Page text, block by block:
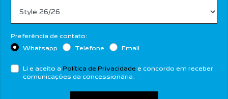
Preferência de contato:
Whatsapp
Telefone Email
Li e aceito a Política de Privacidade e concordo em receber
comunicações da concessionária.